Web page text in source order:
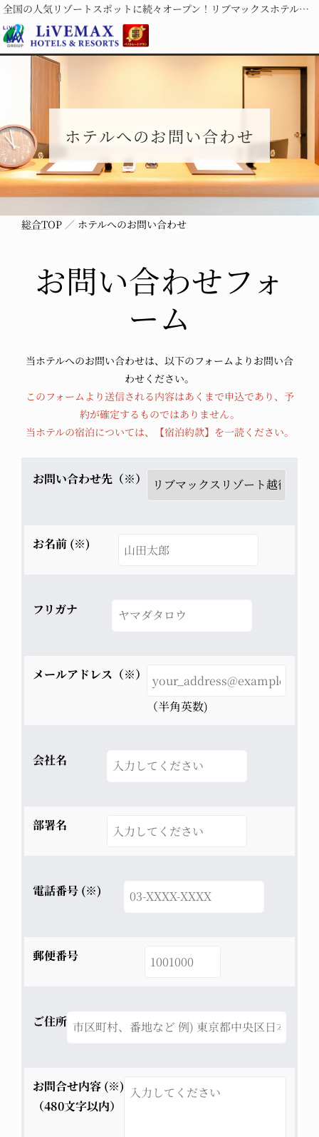
全国の人気リゾートスポットに続々オープン！リブマックスホテルズ＆リゾーツ
ホテルへのお問い合わせ
総合TOP ホテルへのお問い合わせ
お問い合わせフォ
ーム
当ホテルへのお問い合わせは、以下のフォームよりお問い合
わせください。
このフォームより送信される内容はあくまで申込であり、予
約が確定するものではありません。
当ホテルの宿泊については、
【宿泊約款】 を一読ください。
お問い合わせ先（※）
お名前 (※)
フリガナ
メールアドレス（※）
（半角英数)
会社名
部署名
電話番号 (※)
郵便番号
ご住所
お問合せ内容 (※)
（480文字以内）